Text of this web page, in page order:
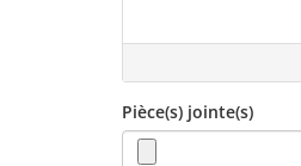
Pièce(s) jointe(s)